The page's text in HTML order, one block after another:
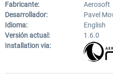
Fabricante:
Aerosoft
Desarrollador:
Pavel
Idioma:
English
Versión actual:
1.6.0
Installation via: